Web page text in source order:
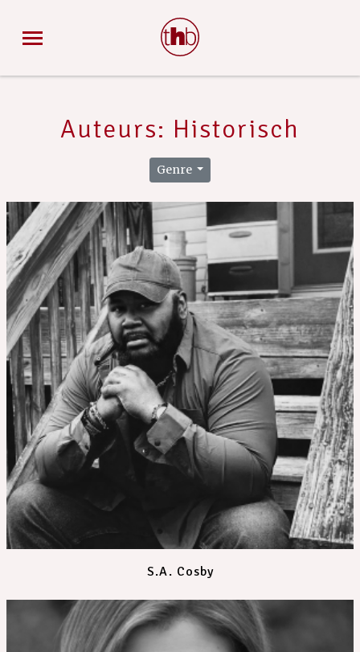
Auteurs: Historisch
Genre
S.A. Cosby